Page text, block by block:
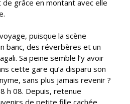
grâce en montant avec elle
puisque la scène
banc, des réverbères et un
Sa peine semble l’y avoir
cette gare qu’a disparu son
sans plus jamais revenir ?
h 08. Depuis, retenue